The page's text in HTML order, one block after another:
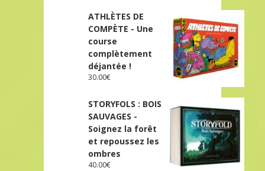
ATHLÈTES DE
COMPÈTE - Une
course
complètement
déjantée !
30.00€
STORYFOLS : BOIS
SAUVAGES -
Soignez la forêt
et repoussez les
ombres
40.00€